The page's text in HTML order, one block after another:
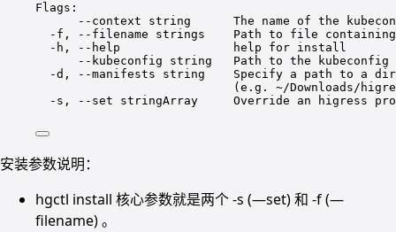
Flags:
--context
string The name of the
-f,
--filename strings Path to file
containing
-h,
--help help for install
--kubeconfig
string Path to the
kubeconfig
-d,
--manifests string Specify a path to a
( e.g.
~/Downloads/
-s,
--set stringArray Override an higress
安装参数说明：
hgctl install 核心参数就是两个 -s (—set) 和 -f (—
filename) 。